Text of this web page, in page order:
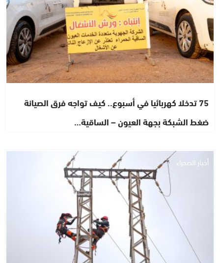
75 تدخلا كهربائيا في أسبوع.. كيف تواجه فرق الصيانة
ضغط الشبكة بجهة العيون – الساقية…
أخبار الصحراء